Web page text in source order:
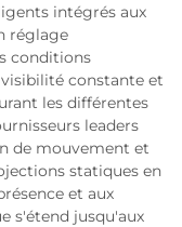
intégrés aux
réglage
conditions
constante et
les différentes
leaders
de mouvement et
statiques en
et aux
s'étend jusqu'aux